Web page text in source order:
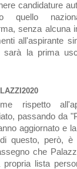
candidature
quello
senza alcuna
all'aspirante
sarà la prima
rispetto
passando da
aggiornato e
questo, però, è
che
propria lista